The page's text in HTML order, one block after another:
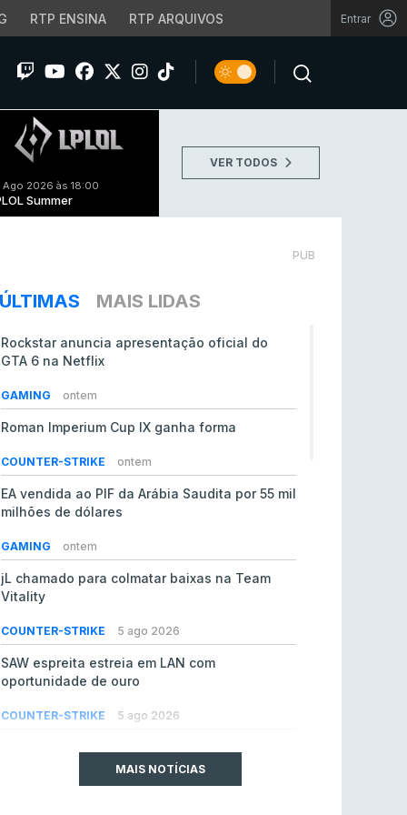
RTP ENSINA RTP ARQUIVOS Entrar
Ago 2026 às 18:00
Summer
VER TODOS
PUB
ÚLTIMAS MAIS LIDAS
Rockstar anuncia apresentação oficial do
GTA 6 na Netflix
GAMING ontem
Roman Imperium Cup IX ganha forma
COUNTER-STRIKE ontem
EA vendida ao PIF da Arábia Saudita por 55 mil
milhões de dólares
GAMING ontem
jL chamado para colmatar baixas na Team
Vitality
COUNTER-STRIKE 5 ago 2026
SAW espreita estreia em LAN com
oportunidade de ouro
COUNTER-STRIKE 5 ago 2026
do Counter-Strike 2MAIS NOTÍCIAS